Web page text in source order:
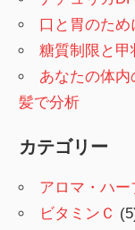
口と胃のた
糖質制限と
あなたの体
髪で分析
カテゴリー
アロマ・ハー
ビタミンＣ